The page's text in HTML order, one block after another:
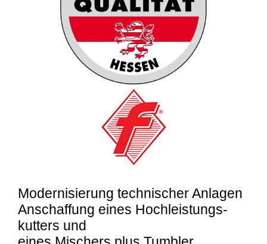
Modernisierung technischer Anlagen
Anschaffung eines Hochleistungs-
kutters und